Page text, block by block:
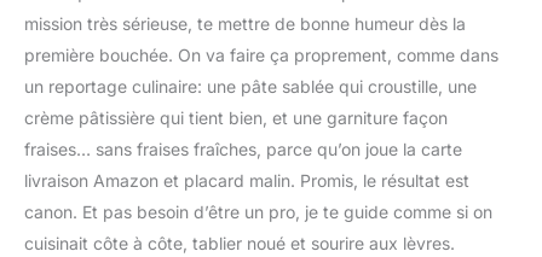
mission très sérieuse, te mettre de bonne humeur dès la
première bouchée. On va faire ça proprement, comme dans
un reportage culinaire: une pâte sablée qui croustille, une
crème pâtissière qui tient bien, et une garniture façon
fraises… sans fraises fraîches, parce qu’on joue la carte
livraison Amazon et placard malin. Promis, le résultat est
canon. Et pas besoin d’être un pro, je te guide comme si on
cuisinait côte à côte, tablier noué et sourire aux lèvres.